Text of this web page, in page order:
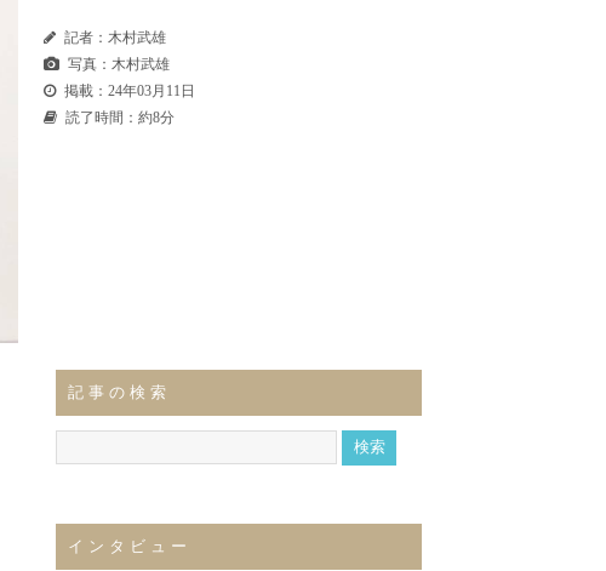
記者：木村武雄
写真：木村武雄
掲載：24年03月11日
読了時間：約8分
記事の検索
インタビュー